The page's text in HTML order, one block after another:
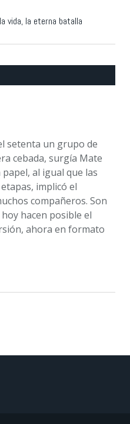
vida, la eterna batalla
setenta un grupo de
cebada, surgía Mate
al igual que las
implicó el
compañeros. Son
hacen posible el
ahora en formato